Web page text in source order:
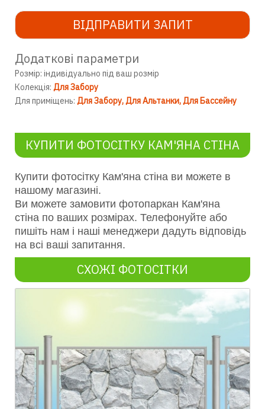
ВІДПРАВИТИ ЗАПИТ
Додаткові параметри
Розмір: індивідуально під ваш розмір
Колекція: Для Забору
Для приміщень: Для Забору Для Альтанки Для Бассейну
КУПИТИ ФОТОСІТКУ КАМ'ЯНА СТІНА
Купити фотосітку Кам'яна стіна ви можете в
нашому магазині.
Ви можете замовити фотопаркан Кам'яна
стіна по ваших розмірах. Телефонуйте або
пишіть нам і наші менеджери дадуть відповідь
на всі ваші запитання.
СХОЖІ ФОТОСІТКИ